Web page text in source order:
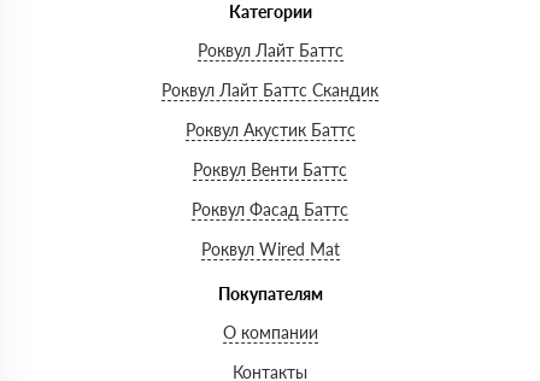
Категории
Роквул Лайт Баттс
Роквул Лайт Баттс Скандик
Роквул Акустик Баттс
Роквул Венти Баттс
Роквул Фасад Баттс
Роквул Wired Mat
Покупателям
О компании
Контакты